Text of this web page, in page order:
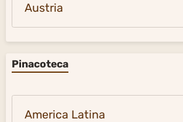
Austria
Pinacoteca
America Latina